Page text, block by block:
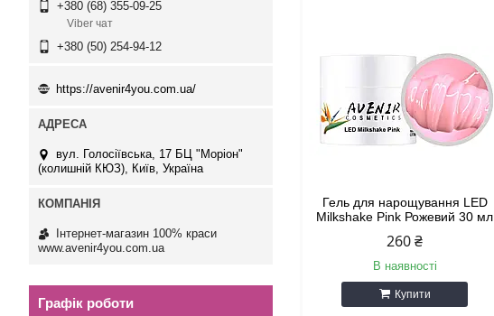
Гель для нарощування LED
Milkshake Pink Рожевий 30 мл
260 ₴
В наявності
Купити
+380 (68) 355-09-25
Viber чат
+380 (50) 254-94-12
https://avenir4you.com.ua/
вул. Голосіївська, 17 БЦ "Моріон"
(колишній КЮЗ), Київ, Україна
Інтернет-магазин 100% краси
www.avenir4you.com.ua
Графік роботи